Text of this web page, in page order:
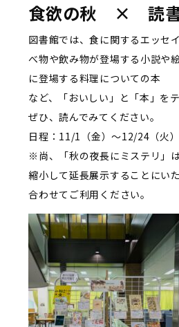
食欲の秋 × 読
図書館では、食に関するエッセ
べ物や飲み物が登場する小説や
に登場する料理についての本
など、「おいしい」と「本」を
ぜひ、読んでみてください。
日程：11/1（金）～12/24（火）
※尚、「秋の夜長にミステリ」
縮小して延長展示することにい
合わせてご利用ください。